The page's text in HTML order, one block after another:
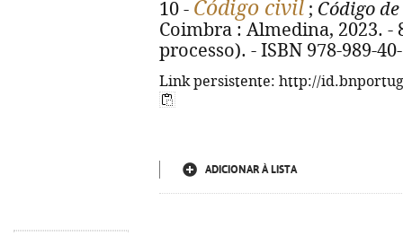
10 - Código civil ; Código
Coimbra : Almedina, 2023. -
processo). - ISBN 978-989-
Link persistente: http://
ADICIONAR À LISTA